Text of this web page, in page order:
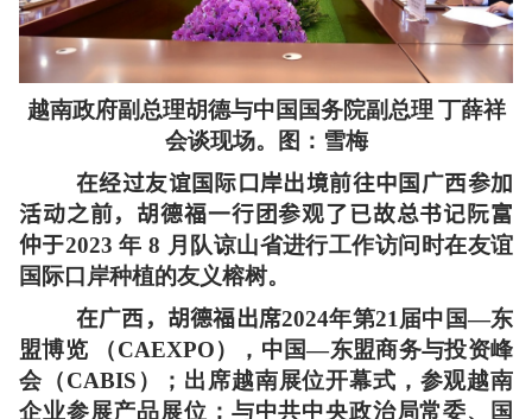
越南政府副总理胡德与中国国务院副总理 丁薛祥
会谈现场。图：雪梅
在经过友谊国际口岸出境前往中国广西参加
活动之前，胡德福一行团参观了已故总书记阮富
仲于2023 年 8 月队谅山省进行工作访问时在友谊
国际口岸种植的友义榕树。
在广西，胡德福出席2024年第21届中国—东
盟博览 （CAEXPO），中国—东盟商务与投资峰
会（CABIS）；出席越南展位开幕式，参观越南
企业参展产品展位；与中共中央政治局常委、国